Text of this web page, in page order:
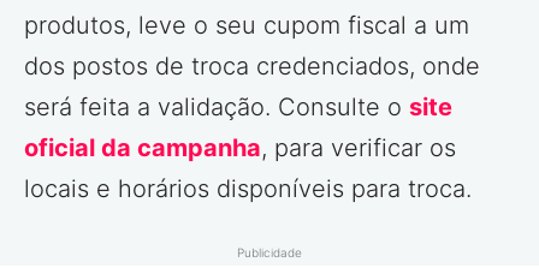
produtos, leve o seu cupom fiscal a um
dos postos de troca credenciados, onde
será feita a validação. Consulte o site
oficial da campanha, para verificar os
locais e horários disponíveis para troca.
Publicidade